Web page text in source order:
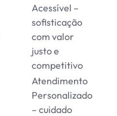
Acessível –
sofisticação
com valor
justo e
competitivo
Atendimento
Personalizado
– cuidado